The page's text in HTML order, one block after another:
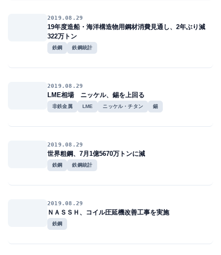
2019.08.29
19年度造船・海洋構造物用鋼材消費見通し、2年ぶり減
322万トン
鉄鋼 鉄鋼統計
2019.08.29
LME相場 ニッケル、錫を上回る
非鉄金属 LME ニッケル・チタン 錫
2019.08.29
世界粗鋼、7月1億5670万トンに減
鉄鋼 鉄鋼統計
2019.08.29
ＮＡＳＳＨ、コイル圧延機改善工事を実施
鉄鋼